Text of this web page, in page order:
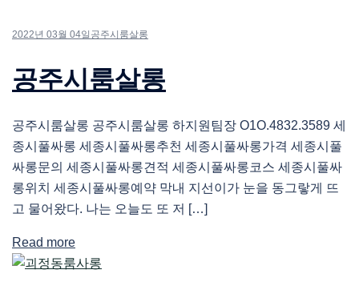
2022년 03월 04일 공주시룸살롱
공주시룸살롱
공주시룸살롱 공주시룸살롱 하지원팀장 O1O.4832.3589 세
종시풀싸롱 세종시풀싸롱추천 세종시풀싸롱가격 세종시풀
싸롱문의 세종시풀싸롱견적 세종시풀싸롱코스 세종시풀싸
롱위치 세종시풀싸롱예약 막내 지선이가 눈을 동그랗게 뜨
고 물어왔다. 나는 오늘도 또 저 […]
Read more